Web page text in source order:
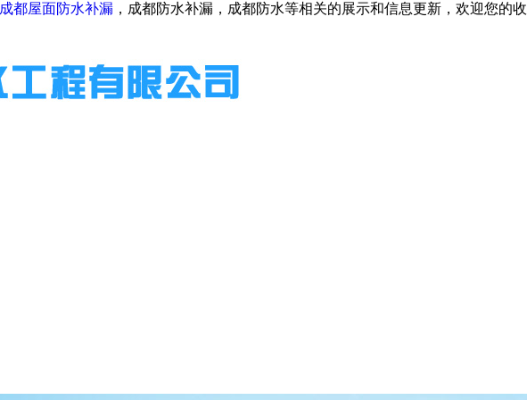
成都屋面防水补漏 ，成都防水补漏，成都防水等相关的展示和信息更新，欢迎您的